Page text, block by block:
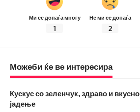
Ми се допаѓа многу
1
Не ми се допаѓа
2
Можеби ќе ве интересира
Кускус со зеленчук, здраво и вкусно
јадење